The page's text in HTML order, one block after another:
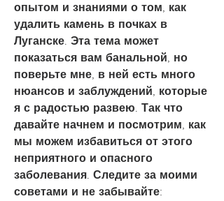
опытом и знаниями о том, как
удалить камень в почках в
Луганске. Эта тема может
показаться вам банальной, но
поверьте мне, в ней есть много
нюансов и заблуждений, которые
я с радостью развею. Так что
давайте начнем и посмотрим, как
мы можем избавиться от этого
неприятного и опасного
заболевания. Следите за моими
советами и не забывайте: